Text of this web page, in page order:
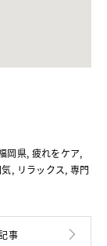
岡県, 疲れをケア,
, リラックス,専門